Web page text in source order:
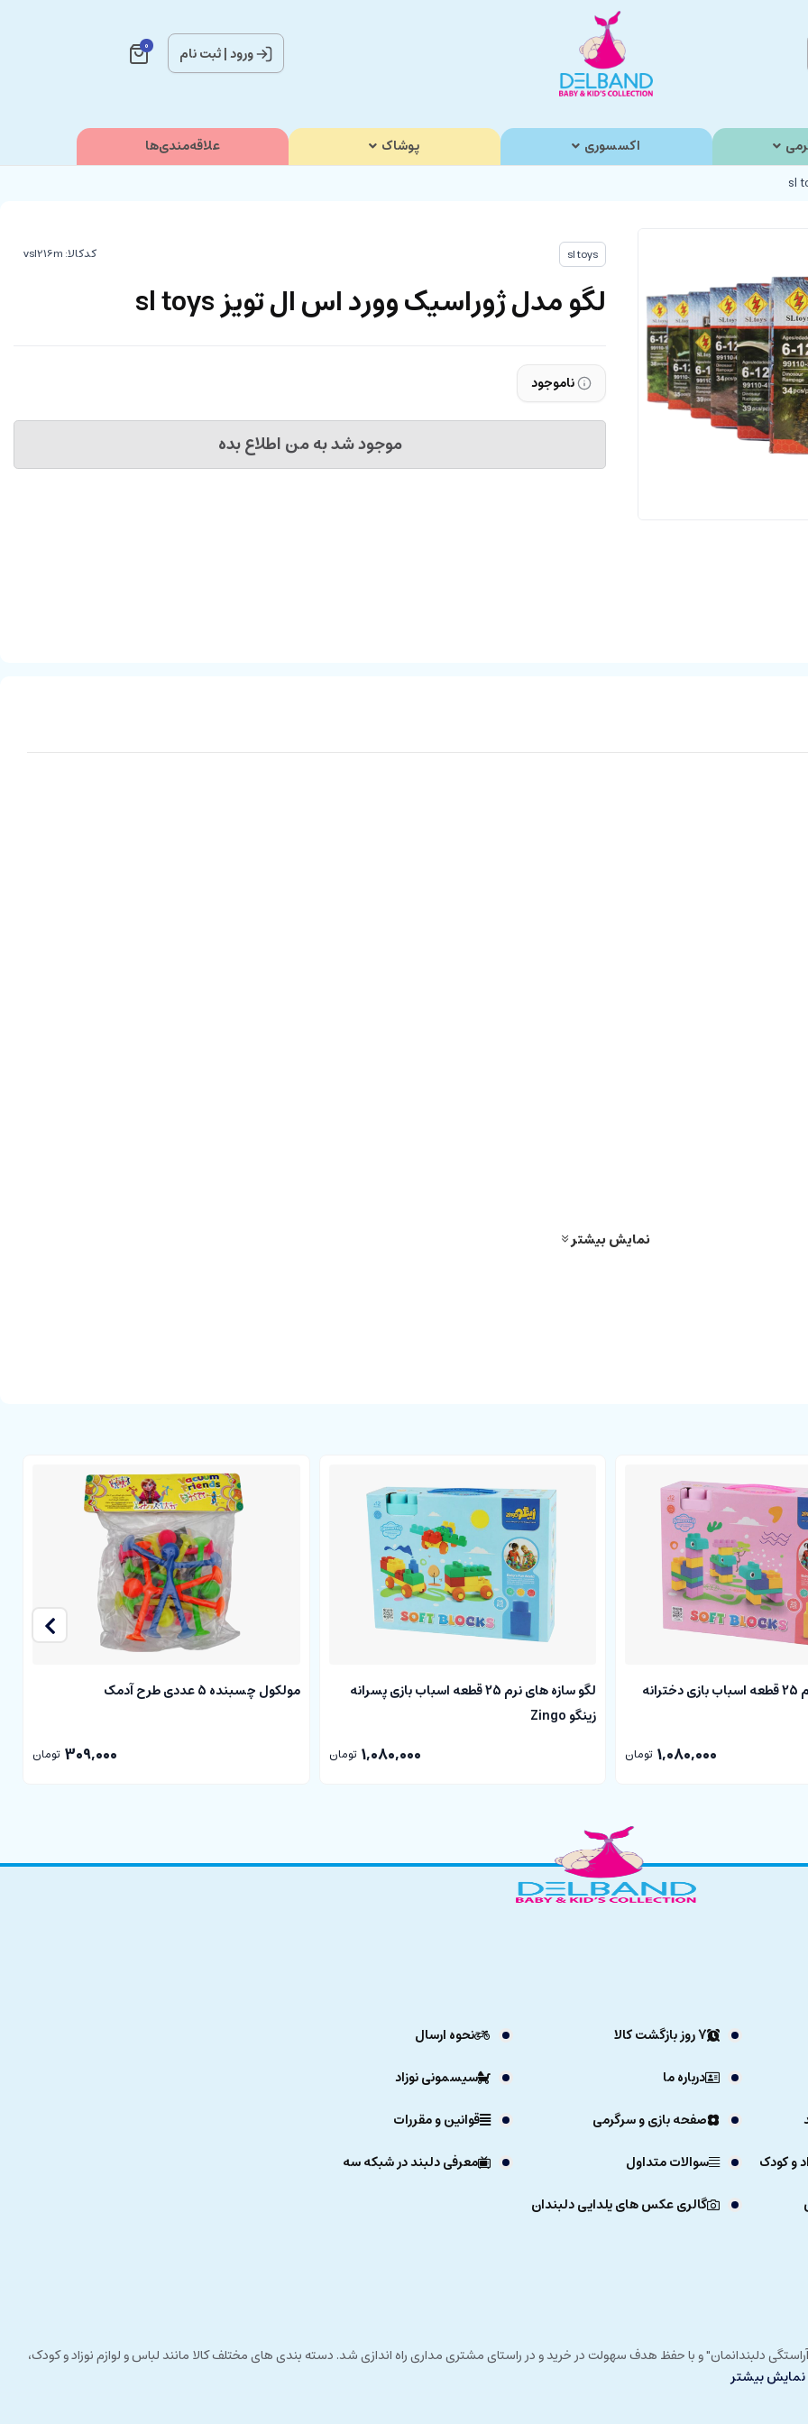
ورود|ثبت نام 0
اکسسوری پوشاک علاقه‌مندی‌ها
sl toys کدکالا:
لگو مدل ژوراسیک وورد اس ال تویز sl toys
ناموجود
موجود شد به من اطلاع بده
به نفس کودک و عزت نفسش نیز با انجام این بازی بهبود پیدا خواهد کرد. ایجاد هماهنگی بین چشم و دست نیز از دیگر مزایای این بازی برای کودک
کار خواهد آمد. درک مفهوم نظم و ترتیب، افزایش ادراک ذهنی و تقویت انعطاف ذهن کودک نیز از دیگر اهداف آموزشی این بازی است.
سازی کودک را پر و بال بخشد و کودک شما را خلاق بار آورد.
دلبند زیبایتان تهیه کنید و از مزایای آموزشی آن بهره ببرید.
خارج کنید چرا که خطر بلعیدن قطعات وجود دارد.
متفاوت باشد.
نمایش بیشتر
لگو سازه های نرم 25 قطعه اسباب بازی دخترانه
1,080,000 تومان
لگو سازه های نرم 25 قطعه اسباب بازی پسرانه
زینگو Zingo
1,080,000 تومان
مولکول چسبنده 5 عددی طرح آدمک
309,000 تومان
7 روز بازگشت کالا
نحوه ارسال
درباره ما
سیسمونی نوزاد
صفحه بازی و سرگرمی
قوانین و مقررات
و کودک
سوالات متداول
معرفی دلبند در شبکه سه
گالری عکس های یلدایی دلبندان
خداوند در زمستان 1392 و با شعار "آرزوی دلبند آراستگی دلبندانمان" و با حفظ هدف سهولت در خرید و در راستای مشتری مداری راه اندازی شد. دسته بندی های مختلف کالا مانند لباس و لوازم نوزاد و کودک،
نمایش بیشتر